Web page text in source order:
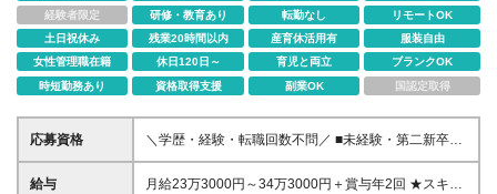
経験者限定
研修・教育あり 転勤なし
リモートOK
土日祝休み
残業20時間以内 産育休活用有
服装自由
女性管理職在籍
休日120日～ 育児と両立
ブランクOK
時短勤務あり
資格取得支援 副業OK 国認定取得
応募資格
＼学歴・経験・転職回数不問／ ■未経験・第二新卒
OK ★20～30代が活躍中！同年代の仲間と一緒に働き
たいという方にもピッタリです！ ＼一つでも当ては
給与
月給23万3000円～34万3000円＋賞与年2回 ★スキル